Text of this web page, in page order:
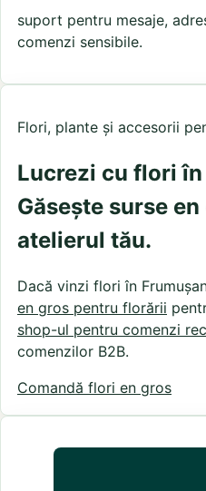
suport pentru mesaje,
comenzi sensibile.
Flori, plante și accesorii
Lucrezi cu flori
Găsește surse
atelierul tău.
Dacă vinzi flori în
en gros pentru florării
shop-ul pentru comenzi
comenzilor B2B.
Comandă flori en gros